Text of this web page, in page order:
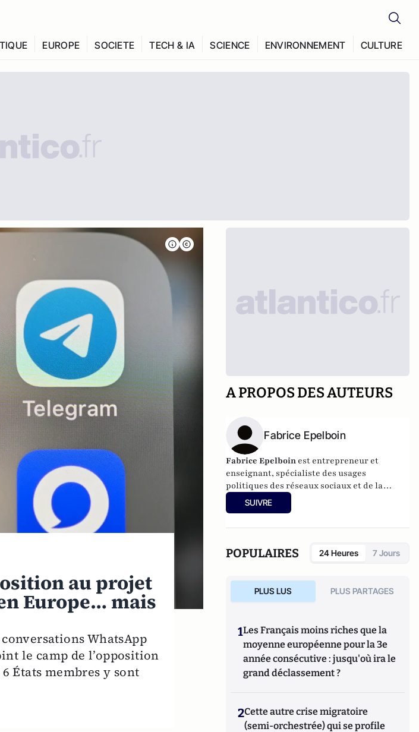
EUROPE SOCIETE TECH & IA SCIENCE ENVIRONNEMENT CULTURE
au projet
Europe… mais
WhatsApp
le camp de l’opposition
États membres y sont
A PROPOS DES AUTEURS
Fabrice Epelboin
Fabrice Epelboin est entrepreneur et
enseignant, spécialiste des usages
politiques des réseaux sociaux et de la
géopolitique du cyber.
SUIVRE
POPULAIRES 24 Heures 7 Jours
PLUS LUS PLUS PARTAGES
1Les Français moins riches que la
moyenne européenne pour la 3e
année consécutive : jusqu'où ira le
grand déclassement ?
2Cette autre crise migratoire
(semi-orchestrée) qui se profile